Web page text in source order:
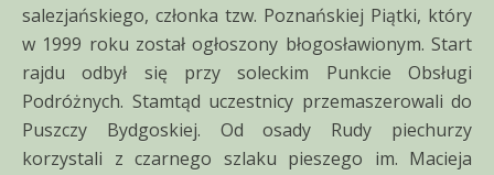
salezjańskiego, członka tzw. Poznańskiej Piątki, który
w 1999 roku został ogłoszony błogosławionym. Start
rajdu odbył się przy soleckim Punkcie Obsługi
Podróżnych. Stamtąd uczestnicy przemaszerowali do
Puszczy Bydgoskiej. Od osady Rudy piechurzy
korzystali z czarnego szlaku pieszego im. Macieja